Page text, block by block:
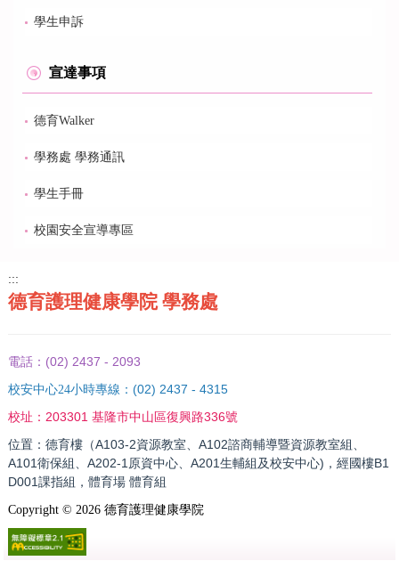
學生申訴
宣達事項
德育Walker
學務處 學務通訊
學生手冊
校園安全宣導專區
:::
德育護理健康學院 學務處
電話： (02) 2437 - 2093
校安中心24小時專線： (02) 2437 - 4315
校址： 203301 基隆市中山區復興路336號
位置：德育樓（A103-2資源教室、A102諮商輔導暨資源教室組、
A101衛保組、A202-1原資中心、A201生輔組及校安中心)，經國樓B1
D001課指組，體育場 體育組
Copyright © 2026德育護理健康學院